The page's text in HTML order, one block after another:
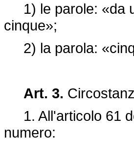
1) le parole: «da
cinque»;
2) la parola:
Art. 3.
1. All'articolo 61
numero: